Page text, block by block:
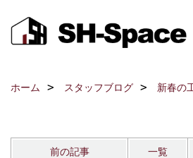
ホーム スタッフブログ 新春の
前の記事 一覧